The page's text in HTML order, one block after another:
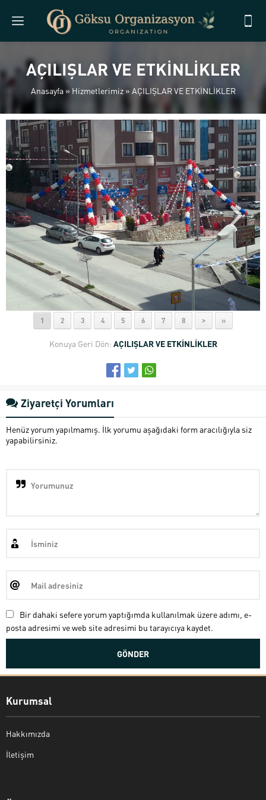
AÇILIŞLAR VE ETKİNLİKLER
Anasayfa» Hizmetlerimiz» AÇILIŞLAR VE ETKİNLİKLER
1 2 3 4 5 6 7 8 > »
Konuya Geri Dön: AÇILIŞLAR VE ETKİNLİKLER
Ziyaretçi Yorumları
Henüz yorum yapılmamış. İlk yorumu aşağıdaki form aracılığıyla siz
yapabilirsiniz.
Bir dahaki sefere yorum yaptığımda kullanılmak üzere adımı, e-
posta adresimi ve web site adresimi bu tarayıcıya kaydet.
Kurumsal
Hakkımızda
İletişim